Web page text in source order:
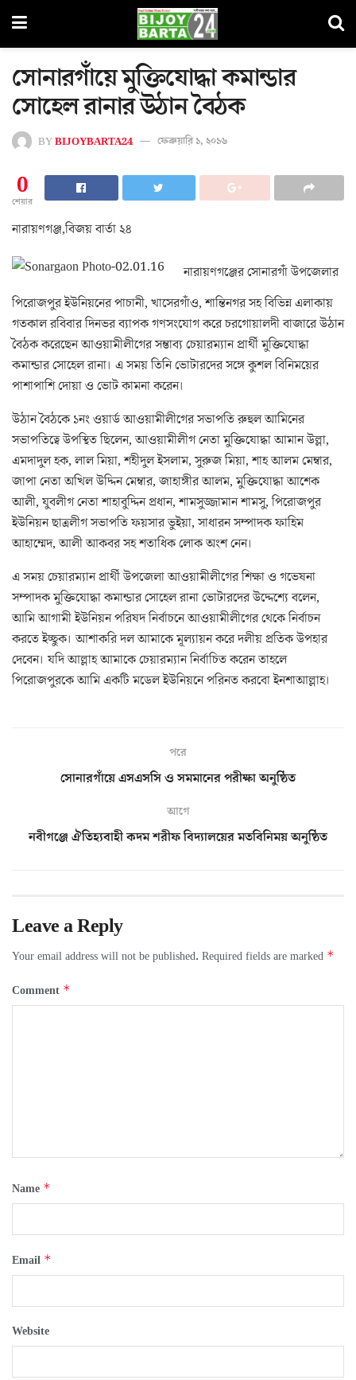
সোনারগাঁয়ে মুক্তিযোদ্ধা কমান্ডার
সোহেল রানার উঠান বৈঠক
BYBIJOYBARTA24 ফেব্রুয়ারি ১, ২০১৬
0
শেয়ার
নারায়ণগঞ্জ,বিজয় বার্তা ২৪
নারায়ণগঞ্জের সোনারগাঁ উপজেলার
পিরোজপুর ইউনিয়নের পাচানী, খাসেরগাঁও, শান্তিনগর সহ বিভিন্ন এলাকায়
গতকাল রবিবার দিনভর ব্যাপক গণসংযোগ করে চরগোয়ালদী বাজারে উঠান
বৈঠক করেছেন আওয়ামীলীগের সম্ভাব্য চেয়ারম্যান প্রার্থী মুক্তিযোদ্ধা
কমান্ডার সোহেল রানা। এ সময় তিনি ভোটারদের সঙ্গে কুশল বিনিময়ের
পাশাপাশি দোয়া ও ভোট কামনা করেন।
উঠান বৈঠকে ১নং ওয়ার্ড আওয়ামীলীগের সভাপতি রুহুল আমিনের
সভাপতিত্বে উপস্থিত ছিলেন, আওয়ামীলীগ নেতা মুক্তিযোদ্ধা আমান উল্লা,
এমদাদুল হক, লাল মিয়া, শহীদুল ইসলাম, সুরুজ মিয়া, শাহ আলম মেম্বার,
জাপা নেতা অখিল উদ্দিন মেম্বার, জাহাঙ্গীর আলম, মুক্তিযোদ্ধা আশেক
আলী, যুবলীগ নেতা শাহাবুদ্দিন প্রধান, শামসুজ্জামান শামসু, পিরোজপুর
ইউনিয়ন ছাত্রলীগ সভাপতি ফয়সার ভুইয়া, সাধারন সম্পাদক ফাহিম
আহাম্মেদ, আলী আকবর সহ শতাধিক লোক অংশ নেন।
এ সময় চেয়ারম্যান প্রার্থী উপজেলা আওয়ামীলীগের শিক্ষা ও গভেষনা
সম্পাদক মুক্তিযোদ্ধা কমান্ডার সোহেল রানা ভোটারদের উদ্দেশ্যে বলেন,
আমি আগামী ইউনিয়ন পরিষদ নির্বাচনে আওয়ামীলীগের থেকে নির্বাচন
করতে ইচ্ছুক। আশাকরি দল আমাকে মূল্যায়ন করে দলীয় প্রতিক উপহার
দেবেন। যদি আল্লাহ আমাকে চেয়ারম্যান নির্বাচিত করেন তাহলে
পিরোজপুরকে আমি একটি মডেল ইউনিয়নে পরিনত করবো ইনশাআল্লাহ।
পরে
সোনারগাঁয়ে এসএসসি ও সমমানের পরীক্ষা অনুষ্ঠিত
আগে
নবীগঞ্জে ঐতিহ্যবাহী কদম শরীফ বিদ্যালয়ের মতবিনিময় অনুষ্ঠিত
Leave a Reply
Your email address will not be published. Required fields are marked *
Comment *
Name *
Email *
Website